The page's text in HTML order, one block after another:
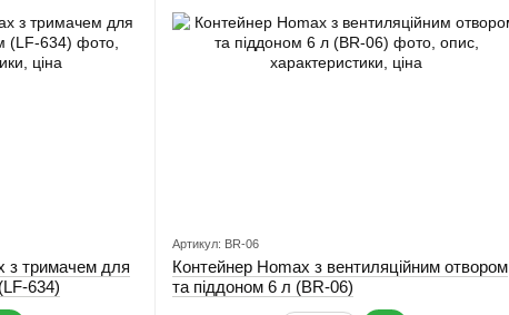
з тримачем для
634)
Артикул: BR-06
Контейнер Homax з вентиляційним отвором
та піддоном 6 л (BR-06)